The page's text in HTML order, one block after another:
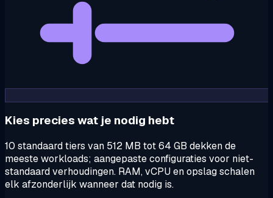
Kies precies wat je nodig hebt
10 standaard tiers van 512 MB tot 64 GB dekken de
meeste workloads; aangepaste configuraties voor niet-
standaard verhoudingen. RAM, vCPU en opslag schalen
elk afzonderlijk wanneer dat nodig is.